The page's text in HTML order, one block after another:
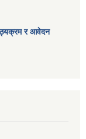
र आवेदन